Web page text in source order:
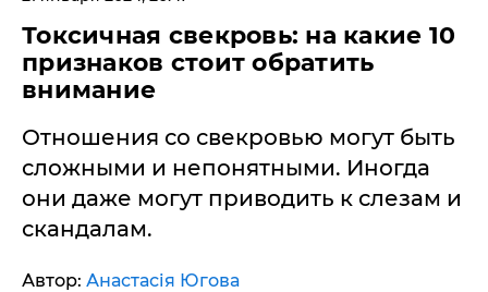
Токсичная свекровь: на какие 10
признаков стоит обратить
внимание
​Отношения со свекровью могут быть
сложными и непонятными. Иногда
они даже могут приводить к слезам и
скандалам.
Автор: Анастасія Югова